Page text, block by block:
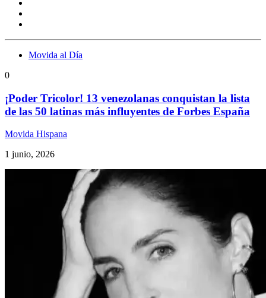
Movida al Día
0
¡Poder Tricolor! 13 venezolanas conquistan la lista
de las 50 latinas más influyentes de Forbes España
Movida Hispana
1 junio, 2026